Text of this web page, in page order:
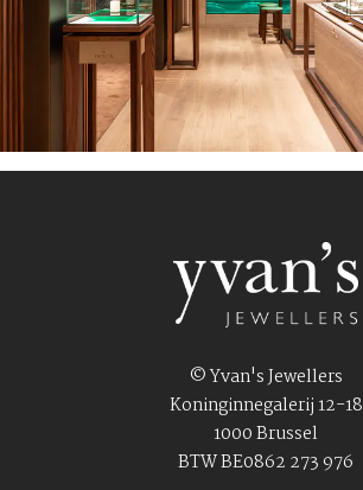
© Yvan's Jewellers
Koninginnegalerij 12-18
1000 Brussel
BTW BE0862 273 976